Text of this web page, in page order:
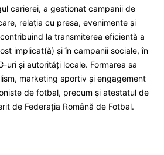
carierei, a gestionat campanii de
relația cu presa, evenimente și
la transmiterea eficientă a
implicat(ă) și în campanii sociale, în
uri și autorități locale. Formarea sa
marketing sportiv și engagement
de fotbal, precum și atestatul de
de Federația Română de Fotbal.